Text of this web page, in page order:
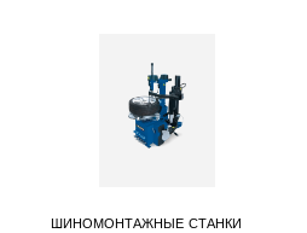
ШИНОМОНТАЖНЫЕ СТАНКИ